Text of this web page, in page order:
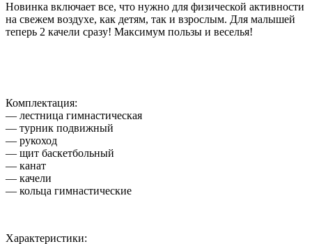
Новинка включает все, что нужно для физической активности
на свежем воздухе, как детям, так и взрослым. Для малышей
теперь 2 качели сразу! Максимум пользы и веселья!
Комплектация:
— лестница гимнастическая
— турник подвижный
— рукоход
— щит баскетбольный
— канат
— качели
— кольца гимнастические
Характеристики: